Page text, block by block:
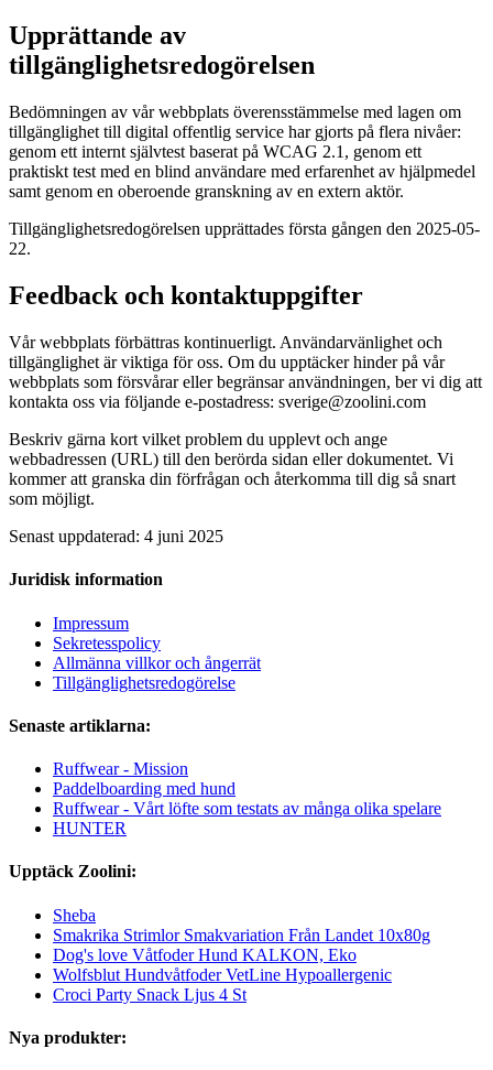
Upprättande av
tillgänglighetsredogörelsen
Bedömningen av vår webbplats överensstämmelse med lagen om
tillgänglighet till digital offentlig service har gjorts på flera nivåer:
genom ett internt självtest baserat på WCAG 2.1, genom ett
praktiskt test med en blind användare med erfarenhet av hjälpmedel
samt genom en oberoende granskning av en extern aktör.
Tillgänglighetsredogörelsen upprättades första gången den 2025-05-
22.
Feedback och kontaktuppgifter
Vår webbplats förbättras kontinuerligt. Användarvänlighet och
tillgänglighet är viktiga för oss. Om du upptäcker hinder på vår
webbplats som försvårar eller begränsar användningen, ber vi dig att
kontakta oss via följande e-postadress: sverige@zoolini.com
Beskriv gärna kort vilket problem du upplevt och ange
webbadressen (URL) till den berörda sidan eller dokumentet. Vi
kommer att granska din förfrågan och återkomma till dig så snart
som möjligt.
Senast uppdaterad: 4 juni 2025
Juridisk information
Impressum
Sekretesspolicy
Allmänna villkor och ångerrät
Tillgänglighetsredogörelse
Senaste artiklarna:
Ruffwear - Mission
Paddelboarding med hund
Ruffwear - Vårt löfte som testats av många olika spelare
HUNTER
Upptäck Zoolini:
Sheba
Smakrika Strimlor Smakvariation Från Landet 10x80g
Dog's love Våtfoder Hund KALKON, Eko
Wolfsblut Hundvåtfoder VetLine Hypoallergenic
Croci Party Snack Ljus 4 St
Nya produkter: